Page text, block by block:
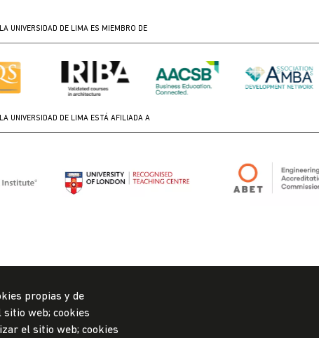
LA UNIVERSIDAD DE LIMA ES MIEMBRO DE
LA UNIVERSIDAD DE LIMA ESTÁ AFILIADA A
propias y de
sitio web; cookies
el sitio web; cookies